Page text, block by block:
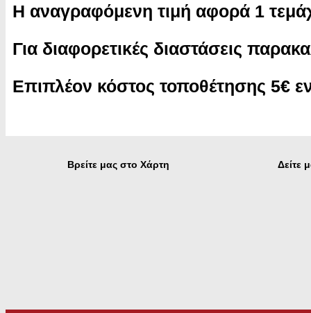
Η αναγραφόμενη τιμή αφορά 1
Για διαφορετικές διαστάσεις
Επιπλέον κόστος τοποθέτησης 5€
Βρείτε μας στο Χάρτη Δείτε